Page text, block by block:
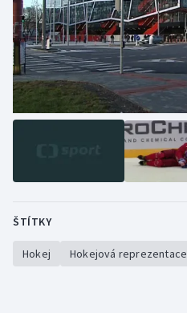
ŠTÍTKY
Hokej Hokejová reprezentace